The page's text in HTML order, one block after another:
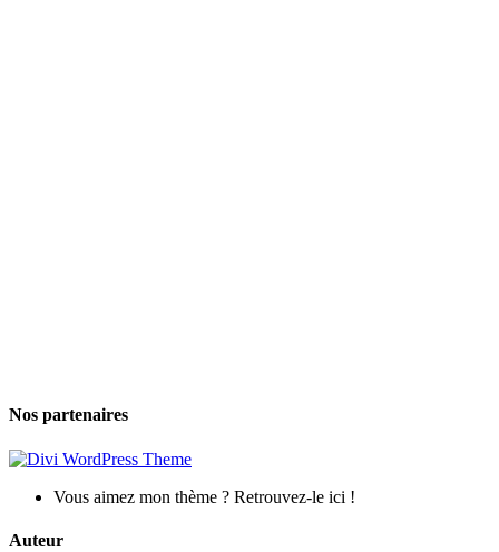
Nos partenaires
Vous aimez mon thème ? Retrouvez-le ici !
Auteur